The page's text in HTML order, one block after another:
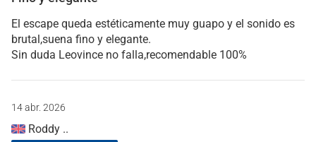
El escape queda estéticamente muy guapo y el sonido es
brutal,suena fino y elegante.
Sin duda Leovince no falla,recomendable 100%
14 abr. 2026
Roddy ..